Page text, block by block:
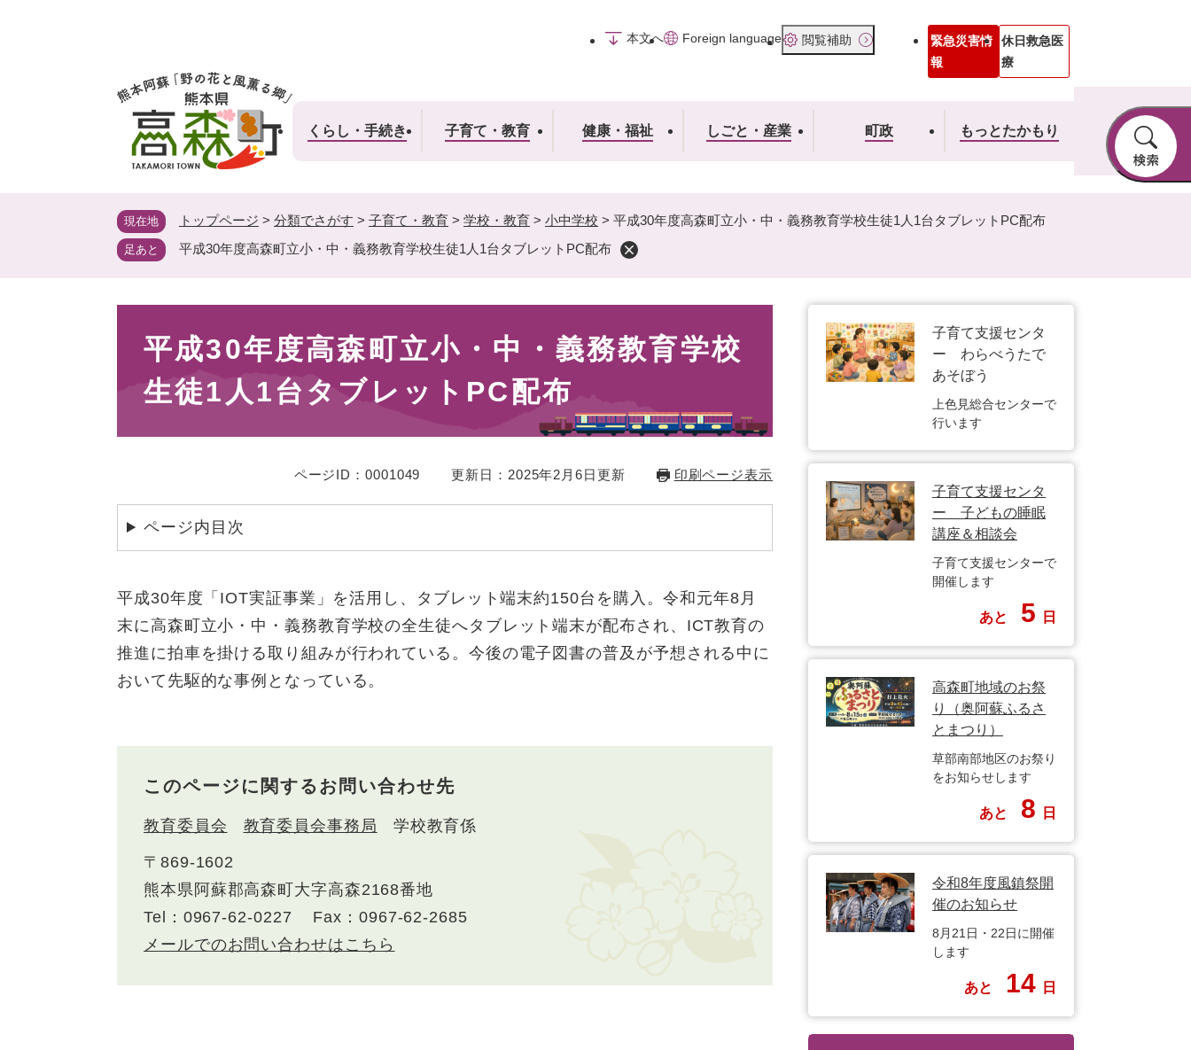
本文へ
Foreign language 閲覧補助
くらし・手続き 子育て・教育 健康・福祉 しごと・産業 町政 もっとたかもり
緊急災害情
報
休日救急医
療
現在地 トップページ > 分類でさがす > 子育て・教育 > 学校・教育 > 小中学校 > 平成30年度高森町立小・中・義務教育学校生徒1人1台タブレットPC配布
足あと 平成30年度高森町立小・中・義務教育学校生徒1人1台タブレットPC配布
平成30年度高森町立小・中・義務教育学校
生徒1人1台タブレットPC配布
ページID：0001049 更新日：2025年2月6日更新 印刷ページ表示
ページ内目次
平成30年度「IOT実証事業」を活用し、タブレット端末約150台を購入。令和元年8月
末に高森町立小・中・義務教育学校の全生徒へタブレット端末が配布され、ICT教育の
推進に拍車を掛ける取り組みが行われている。今後の電子図書の普及が予想される中に
おいて先駆的な事例となっている。
このページに関するお問い合わせ先
教育委員会 教育委員会事務局 学校教育係
〒869-1602
熊本県阿蘇郡高森町大字高森2168番地
Tel：0967-62-0227
Fax：0967-62-2685
メールでのお問い合わせはこちら
子育て支援センタ
ー わらべうたで
あそぼう
上色見総合センターで
行います
子育て支援センタ
ー 子どもの睡眠
講座＆相談会
子育て支援センターで
開催します
あと 5 日
高森町地域のお祭
り（奥阿蘇ふるさ
とまつり）
草部南部地区のお祭り
をお知らせします
あと 8 日
令和8年度風鎮祭開
催のお知らせ
8月21日・22日に開催
します
あと 14 日